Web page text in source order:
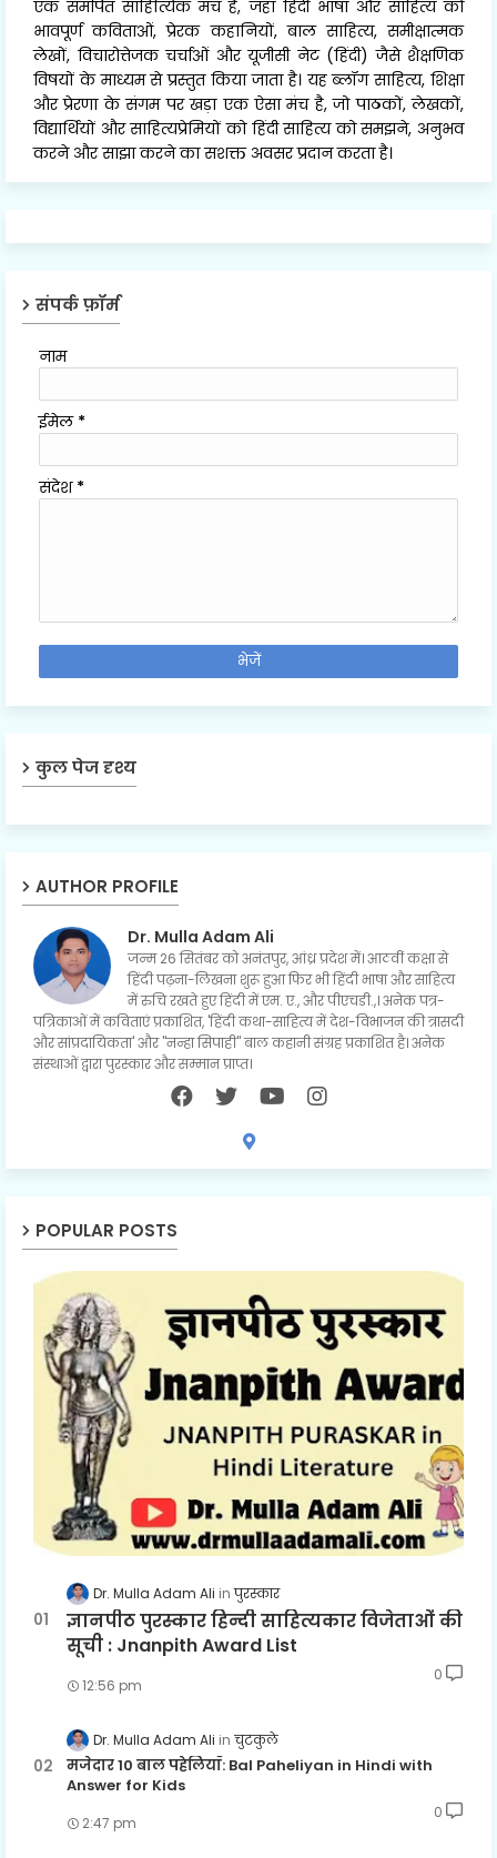
एक समर्पित साहित्यिक मंच है, जहाँ हिंदी भाषा और साहित्य को
भावपूर्ण कविताओं, प्रेरक कहानियों, बाल साहित्य, समीक्षात्मक
लेखों, विचारोत्तेजक चर्चाओं और यूजीसी नेट (हिंदी) जैसे शैक्षणिक
विषयों के माध्यम से प्रस्तुत किया जाता है। यह ब्लॉग साहित्य, शिक्षा
और प्रेरणा के संगम पर खड़ा एक ऐसा मंच है, जो पाठकों, लेखकों,
विद्यार्थियों और साहित्यप्रेमियों को हिंदी साहित्य को समझने, अनुभव
करने और साझा करने का सशक्त अवसर प्रदान करता है।
संपर्क फ़ॉर्म
नाम
ईमेल *
संदेश *
कुल पेज दृश्य
AUTHOR PROFILE
Dr. Mulla Adam Ali
जन्म 26 सितंबर को अनंतपुर, आंध्र प्रदेश में। आठवीं कक्षा से
हिंदी पढ़ना-लिखना शुरू हुआ फिर भी हिंदी भाषा और साहित्य
में रुचि रखते हुए हिंदी में एम. ए., और पीएचडी.,। अनेक पत्र-
पत्रिकाओं में कविताएं प्रकाशित, 'हिंदी कथा-साहित्य में देश-विभाजन की त्रासदी
और सांप्रदायिकता' और "नन्हा सिपाही" बाल कहानी संग्रह प्रकाशित है। अनेक
संस्थाओं द्वारा पुरस्कार और सम्मान प्राप्त।
POPULAR POSTS
Dr. Mulla Adam Ali पुरस्कार
ज्ञानपीठ पुरस्कार हिन्दी साहित्यकार विजेताओं की
सूची : Jnanpith Award List
12:56 pm
0
Dr. Mulla Adam Ali चुटकुले
मजेदार 10 बाल पहेलियाँ: Bal Paheliyan in Hindi with
Answer for Kids
2:47 pm
0